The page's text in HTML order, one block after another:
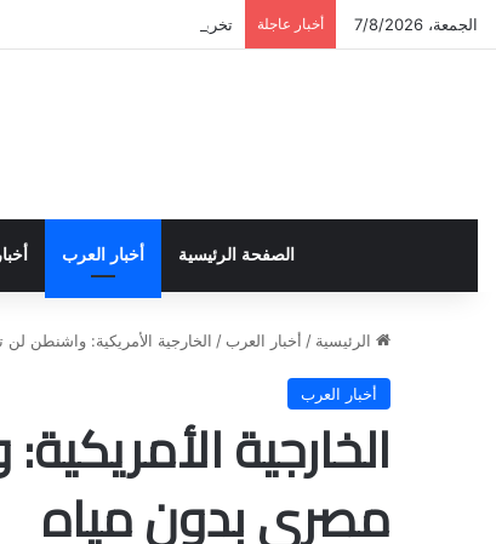
الجمعة، 7/8/2026 أخبار عاجلة تخريج دورة إعداد قيادات أكاديمية
الصفحة الرئيسية أخبار العرب
الرئيسية / أخبار العرب / الخارجية الأمريكية: واشنطن لن تترك 100 مليون مصري
أخبار العرب
مصري بدون مياه